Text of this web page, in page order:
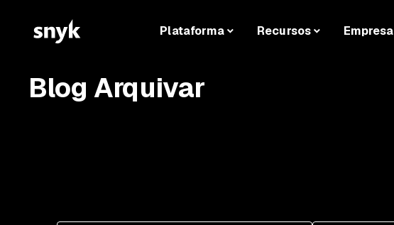
Plataforma Recursos Empresa
Blog Arquivar